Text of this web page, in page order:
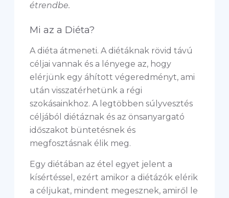
étrendbe.
Mi az a Diéta?
A diéta átmeneti. A diétáknak rövid távú
céljai vannak és a lényege az, hogy
elérjünk egy áhított végeredményt, ami
után visszatérhetünk a régi
szokásainkhoz. A legtöbben súlyvesztés
céljából diétáznak és az önsanyargató
időszakot büntetésnek és
megfosztásnak élik meg.
Egy diétában az étel egyet jelent a
kísértéssel, ezért amikor a diétázók elérik
a céljukat, mindent megesznek, amiről le